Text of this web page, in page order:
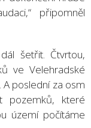
připomněl
šetřit. Čtvrtou,
ve Velehradské
A poslední za osm
pozemků, které
území počítáme